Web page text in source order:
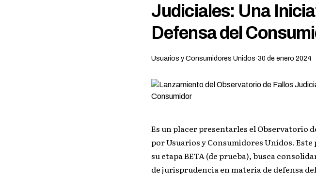
Judiciales: Una
Defensa del
Usuarios y Consumidores Unidos·30 de enero 2024
Es un placer presentarles el Observatorio
por Usuarios y Consumidores Unidos.
su etapa BETA (de prueba), busca
de jurisprudencia en materia de defensa